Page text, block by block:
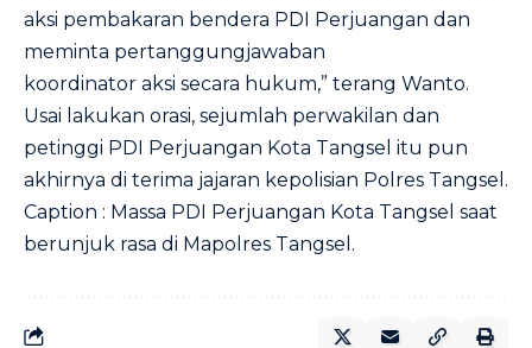
aksi pembakaran bendera PDI Perjuangan dan
meminta pertanggungjawaban
koordinator aksi secara hukum,” terang Wanto.
Usai lakukan orasi, sejumlah perwakilan dan
petinggi PDI Perjuangan Kota Tangsel itu pun
akhirnya di terima jajaran kepolisian Polres Tangsel.
Caption : Massa PDI Perjuangan Kota Tangsel saat
berunjuk rasa di Mapolres Tangsel.